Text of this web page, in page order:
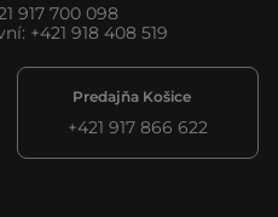
917 700 098
: +421 918 408 519
Predajňa Košice
+421 917 866 622